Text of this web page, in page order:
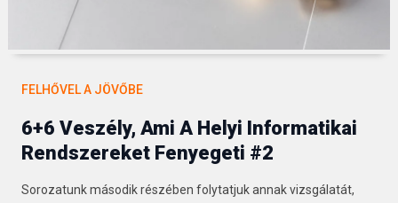
FELHŐVEL A JÖVŐBE
6+6 Veszély, Ami A Helyi Informatikai
Rendszereket Fenyegeti #2
Sorozatunk második részében folytatjuk annak vizsgálatát,